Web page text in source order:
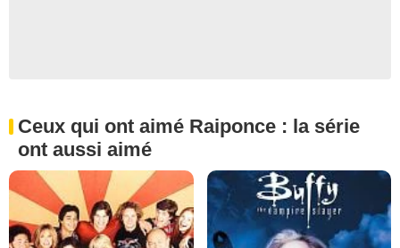
Ceux qui ont aimé Raiponce : la série
ont aussi aimé